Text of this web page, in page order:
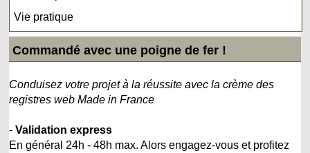
Vie pratique
Commandé avec une poigne de fer !
Conduisez votre projet à la réussite avec la crème des
registres web Made in France
-Validation express
En général 24h - 48h max. Alors engagez-vous et profitez